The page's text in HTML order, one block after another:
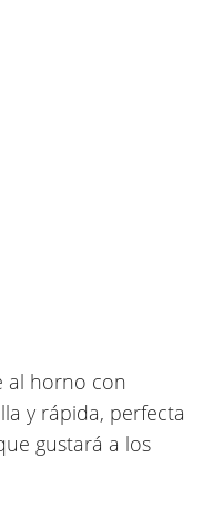
al horno con
y rápida, perfecta
gustará a los